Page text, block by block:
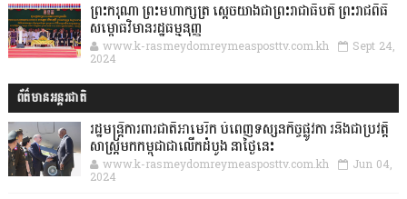
ព្រះករុណា ព្រះមហាក្សត្រ ស្តេចយាងជាព្រះរាជាធិបតី ព្រះរាជពិធី
សម្ពោធវិមានរដ្ឋធម្មនុញ្ញ
www.k-rasmeydomreymeasposttv.com.kh Sept 24,
2024
ព័ត៌មានអន្តរជាតិ
រដ្ឋមន្រ្តីការពារជាតិអាមេរិក បំពេញទស្សនកិច្ចផ្លូវកា រនិងជាប្រវត្តិ
សាស្រ្តមកកម្ពុជាជាលើកដំបូង នាថ្ងៃនេះ
www.k-rasmeydomreymeasposttv.com.kh Jun 04,
2024